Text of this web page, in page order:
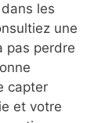
les
une
pas perdre
capter
et votre